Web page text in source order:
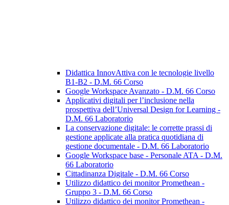
Didattica InnovAttiva con le tecnologie livello
B1-B2 - D.M. 66 Corso
Google Workspace Avanzato - D.M. 66 Corso
Applicativi digitali per l’inclusione nella
prospettiva dell’Universal Design for Learning -
D.M. 66 Laboratorio
La conservazione digitale: le corrette prassi di
gestione applicate alla pratica quotidiana di
gestione documentale - D.M. 66 Laboratorio
Google Workspace base - Personale ATA - D.M.
66 Laboratorio
Cittadinanza Digitale - D.M. 66 Corso
Utilizzo didattico dei monitor Promethean -
Gruppo 3 - D.M. 66 Corso
Utilizzo didattico dei monitor Promethean -